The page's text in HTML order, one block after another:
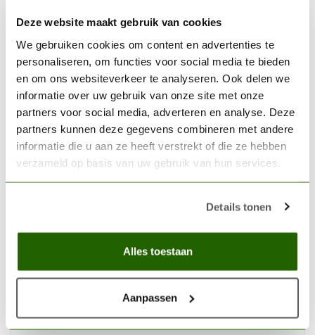
Deze website maakt gebruik van cookies
We gebruiken cookies om content en advertenties te
personaliseren, om functies voor social media te bieden
en om ons websiteverkeer te analyseren. Ook delen we
informatie over uw gebruik van onze site met onze
partners voor social media, adverteren en analyse. Deze
partners kunnen deze gegevens combineren met andere
informatie die u aan ze heeft verstrekt of die ze hebben
verzameld op basis van uw gebruik van hun services.
Details tonen
Alles toestaan
Aanpassen
Op voorraad
VALLEJO
Vallejo Model Air Medium
Olive - 17ml - 71092
Niet op voorraad
€3,20
VALLEJO
€3,20
TAMIYA
Tamiya Extra-Thin Cement -